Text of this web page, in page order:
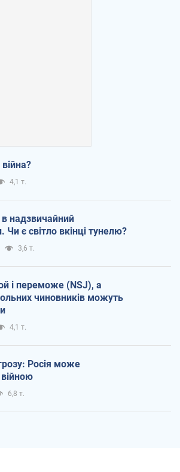
4,1 т.
в надзвичайний
Чи є світло вкінці тунелю?
3,6 т.
і переможе (NSJ), а
чиновників можуть
4,1 т.
Росія може
6,8 т.